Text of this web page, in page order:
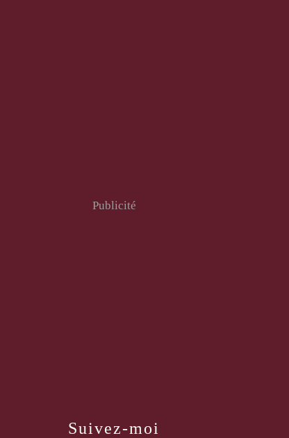
Suivez-moi
Publicité